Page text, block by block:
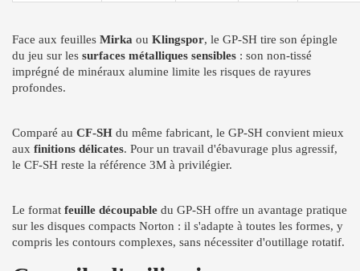
Face aux feuilles Mirka ou Klingspor, le GP-SH tire son épingle
du jeu sur les surfaces métalliques sensibles : son non-tissé
imprégné de minéraux alumine limite les risques de rayures
profondes.
Comparé au CF-SH du même fabricant, le GP-SH convient mieux
aux finitions délicates. Pour un travail d'ébavurage plus agressif,
le CF-SH reste la référence 3M à privilégier.
Le format feuille découpable du GP-SH offre un avantage pratique
sur les disques compacts Norton : il s'adapte à toutes les formes, y
compris les contours complexes, sans nécessiter d'outillage rotatif.